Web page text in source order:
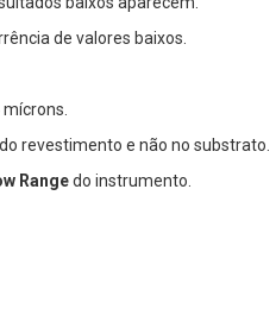
de valores baixos.
revestimento e não no substrato.
Rangedo instrumento.